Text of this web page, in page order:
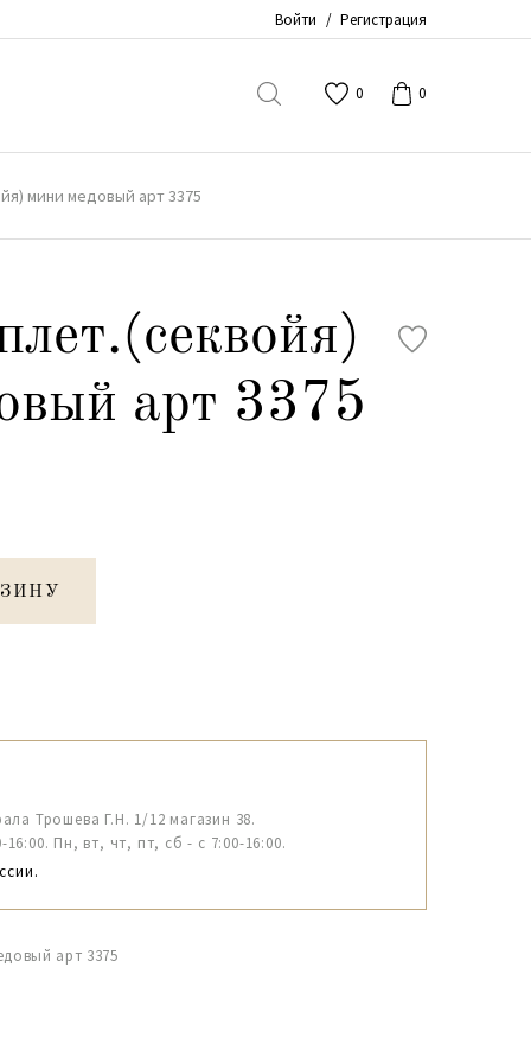
Войти / Регистрация
0 0
мини медовый арт 3375
арт 3375
Трошева Г.Н. 1/12 магазин 38.
16:00. Пн, вт, чт, пт, сб - с 7:00-16:00.
арт 3375